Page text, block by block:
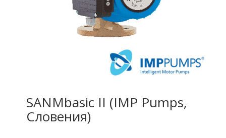
SANMbasic II (IMP Pumps,
Словения)